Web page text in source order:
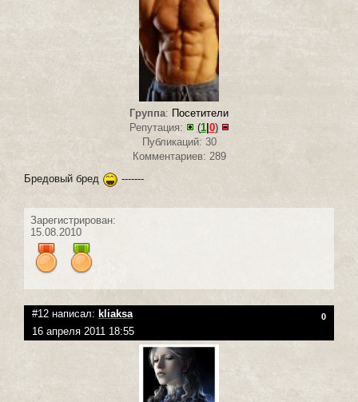
Группа: Посетители
Репутация:
(1| 0)
Публикаций: 30
Комментариев: 289
Бредовый бред
-------
Зарегистрирован:
15.08.2010
#12 написал: kliaksa 0
16 апреля 2011 18:55